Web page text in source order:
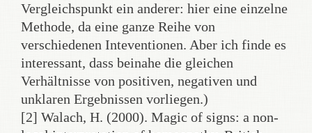
Vergleichspunkt ein anderer: hier eine einzelne
Methode, da eine ganze Reihe von
verschiedenen Inteventionen. Aber ich finde es
interessant, dass beinahe die gleichen
Verhältnisse von positiven, negativen und
unklaren Ergebnissen vorliegen.)
[2] Walach, H. (2000). Magic of signs: a non-